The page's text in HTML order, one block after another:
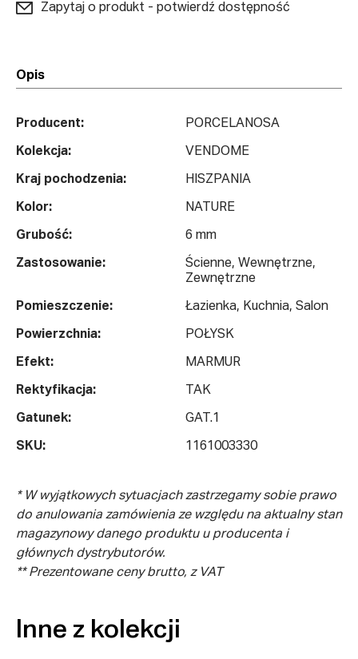
Zapytaj o produkt - potwierdź dostępność
Opis
Producent: PORCELANOSA
Kolekcja: VENDOME
Kraj pochodzenia: HISZPANIA
Kolor: NATURE
Grubość: 6 mm
Zastosowanie:
Ścienne, Wewnętrzne,
Zewnętrzne
Pomieszczenie: Łazienka, Kuchnia, Salon
Powierzchnia: POŁYSK
Efekt: MARMUR
Rektyfikacja: TAK
Gatunek: GAT.1
SKU: 1161003330
* W wyjątkowych sytuacjach zastrzegamy sobie prawo
do anulowania zamówienia ze względu na aktualny stan
magazynowy danego produktu u producenta i
głównych dystrybutorów.
** Prezentowane ceny brutto, z VAT
Inne z kolekcji